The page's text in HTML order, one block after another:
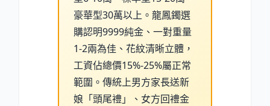
豪華型30萬以上。龍鳳鐲選
購認明9999純金、一對重量
1-2兩為佳、花紋清晰立體，
工資佔總價15%-25%屬正常
範圍。傳統上男方家長送新
娘「頭尾禮」、女方回禮金